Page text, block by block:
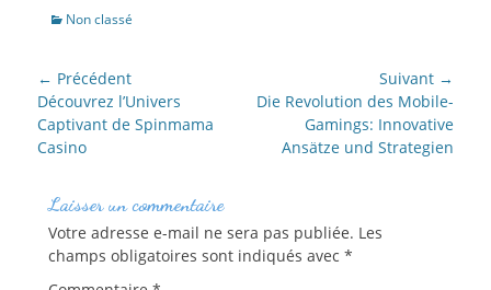
Catégories
Non classé
NAVIGATION
DE
L’ARTICLE
← Précédent
Article
précédent :
Découvrez l’Univers
Captivant de Spinmama
Casino
Suivant →
Article
suivant :
Die Revolution des Mobile-
Gamings: Innovative
Ansätze und Strategien
Laisser un commentaire
Votre adresse e-mail ne sera pas publiée. Les
champs obligatoires sont indiqués avec *